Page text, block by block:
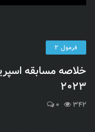
فرمول 2
2023
0 342